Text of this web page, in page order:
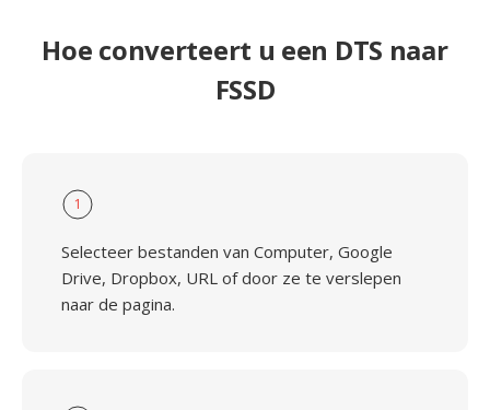
Hoe converteert u een DTS naar
FSSD
1
Selecteer bestanden van Computer, Google
Drive, Dropbox, URL of door ze te verslepen
naar de pagina.